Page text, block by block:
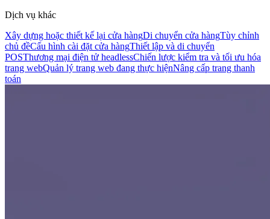
Dịch vụ khác
Xây dựng hoặc thiết kế lại cửa hàngDi chuyển cửa hàngTùy chỉnh
chủ đềCấu hình cài đặt cửa hàngThiết lập và di chuyển
POSThương mại điện tử headlessChiến lược kiểm tra và tối ưu hóa
trang webQuản lý trang web đang thực hiệnNâng cấp trang thanh
toán